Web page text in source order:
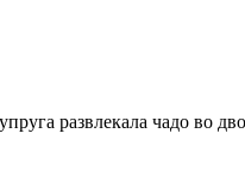
развлекала чадо во